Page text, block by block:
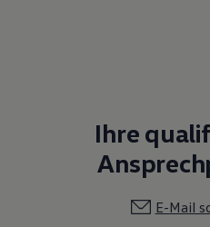
Ihre
E-Mail